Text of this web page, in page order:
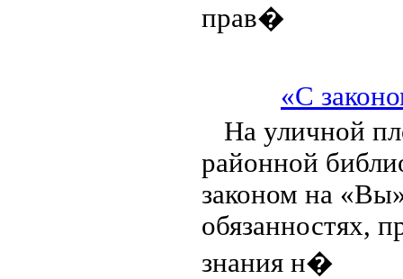
прав�
«С
На уличной
районной
законом на
обязанностях,
знания н�